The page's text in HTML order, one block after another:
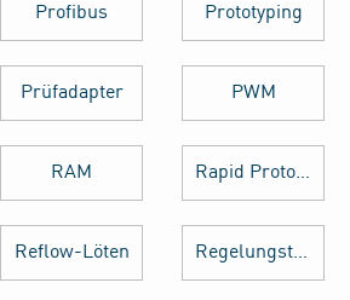
Profibus Prototyping
Prüfadapter PWM
RAM Rapid Prototyping
Reflow-Löten Regelungstechnik